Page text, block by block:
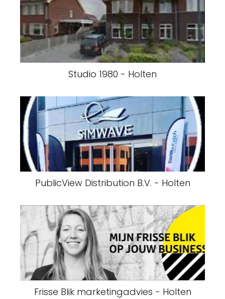
Studio 1980 - Holten
PublicView Distribution B.V. - Holten
Frisse Blik marketingadvies - Holten